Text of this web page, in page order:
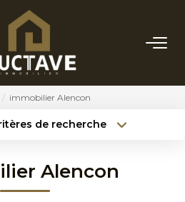
immobilier Alencon
de recherche
Alencon